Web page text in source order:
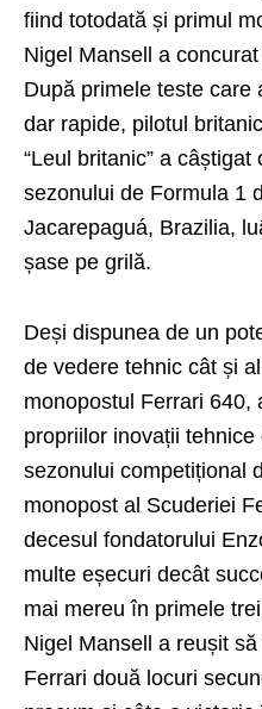
fiind totodată și primul
Nigel Mansell a
După primele teste care
dar rapide, pilotul
“Leul britanic” a
sezonului de Formula 1
Jacarepaguá, Brazilia,
șase pe grilă.
Deși dispunea de un
de vedere tehnic cât și
monopostul Ferrari 640,
propriilor inovații tehnice
sezonului competițional
monopost al Scuderiei
decesul fondatorului
multe eșecuri decât
mai mereu în primele
Nigel Mansell a reușit
Ferrari două locuri